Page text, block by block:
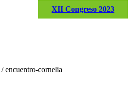
XII Congreso 2023
/ encuentro-cornelia